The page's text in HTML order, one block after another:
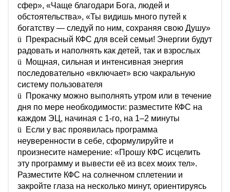
сфер», «Чаще благодари Бога, людей и
обстоятельства», «Ты видишь много путей к
богатству — следуй по ним, сохраняя свою Душу»
ü
Прекрасный КФС для всей семьи! Энергии будут
радовать и наполнять как детей, так и взрослых
ü
Мощная, сильная и интенсивная энергия
последовательно «включает» всю чакральную
систему пользователя
ü
Прокачку можно выполнять утром или в течение
дня по мере необходимости: разместите КФС на
каждом ЭЦ, начиная с 1-го, на 1–2 минуты
ü
Если у вас проявилась программа
неуверенности в себе, сформулируйте и
произнесите намерение: «Прошу КФС исцелить
эту программу и вывести её из всех моих тел».
Разместите КФС на солнечном сплетении и
закройте глаза на несколько минут, ориентируясь